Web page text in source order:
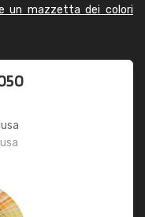
un mazzetta dei colori